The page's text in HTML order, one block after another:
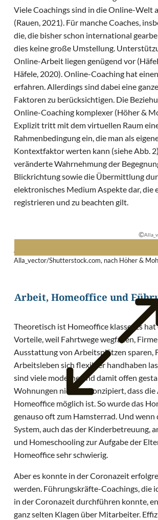
Viele Coachings sind in die Online-Welt
(Rauen, 2021). Für manche Coaches,
die, die bisher schon international
dies keine große Umstellung.
Online-Arbeit liegen genügend vor
Häfele, 2020). Online-Coaching hat
erfahren. Allerdings sind dabei eine
Faktoren zu berücksichtigen. Die
Online-Coaching komplexer (Höher &
Explizit tritt mit dem virtuellen Raum
Rahmenbedingung ein, die man als
Kontextfaktor werten kann (siehe Abb.
veränderte Wahrnehmung der
Blickrichtung sowie die Übermittlung
elektronisches Medium Aspekte dar, die
registrieren und zu beachten gilt.
©
Abb. 2: Beziehungen im Online-Coaching (unter
Alla_vector/Shutterstock.com, nach Höher &
Arbeit, Homeoffice und
Theoretisch ist Homeoffice klasse. Es
Vorteile, weil Fahrtwege wegfallen,
Ausstattung von Arbeitsplätzen sparen,
Arbeitsleben sich flexibler handhaben
sind viele moderne und damit offen
Wohnungen nicht so konzipiert, dass
Homeoffice möglich ist. So wurde das
genauso oft zum Hamsterrad. Und wenn
System, auch das der Kinderbetreuung,
und Homeschooling zur Aufgabe der
Homeoffice sehr schwierig.
Aber es konnte in der Coronazeit
werden. Führungskräfte-Coachings, die
in der Coronazeit durchführen konnte,
ganz selten Klagen über Mitarbeiter.